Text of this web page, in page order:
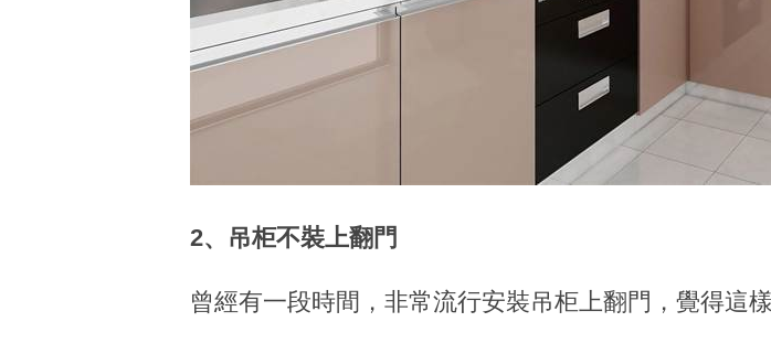
2、吊柜不裝上翻門
曾經有一段時間，非常流行安裝吊柜上翻門，覺得這